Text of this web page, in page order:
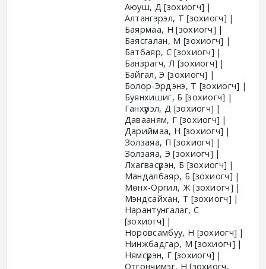
Аюуш, Д [зохиогч]
Алтангэрэл, Т [зохиогч]
Баярмаа, Н [зохиогч]
Баясгалан, М [зохиогч]
Батбаяр, С[зохиогч]
Банзрагч, Л [зохиогч]
Байгал, Э [зохиогч]
Болор-Эрдэнэ, Т [зохиогч]
Буянхишиг, Б [зохиогч]
Ганхүрэл, Д [зохиогч]
Давааням, Г [зохиогч]
Дариймаа, Н [зохиогч]
Золзаяа, П [зохиогч]
Золзаяа, Э [зохиогч]
Лхагвасүрэн, Б [зохиогч]
Мандалбаяр, Б [зохиогч]
Мөнх-Оргил, Ж[зохиогч]
Мэндсайхан, Т [зохиогч]
Нарантунгалаг, С
[зохиогч]
Норовсамбуу, Н [зохиогч]
Нинжбадгар, М [зохиогч]
Нямсүрэн, Г [зохиогч]
Отгончимэг, Н [зохиогч,